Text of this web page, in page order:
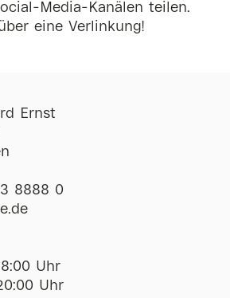
Media-Kanälen teilen.
eine Verlinkung!
Ernst
8888 0
de
Uhr
Uhr